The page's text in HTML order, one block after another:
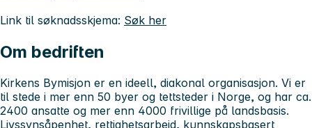
Link til søknadsskjema: Søk her
Om bedriften
Kirkens Bymisjon er en ideell, diakonal organisasjon. Vi er
til stede i mer enn 50 byer og tettsteder i Norge, og har ca.
2400 ansatte og mer enn 4000 frivillige på landsbasis.
Livssynsåpenhet, rettighetsarbeid, kunnskapsbasert